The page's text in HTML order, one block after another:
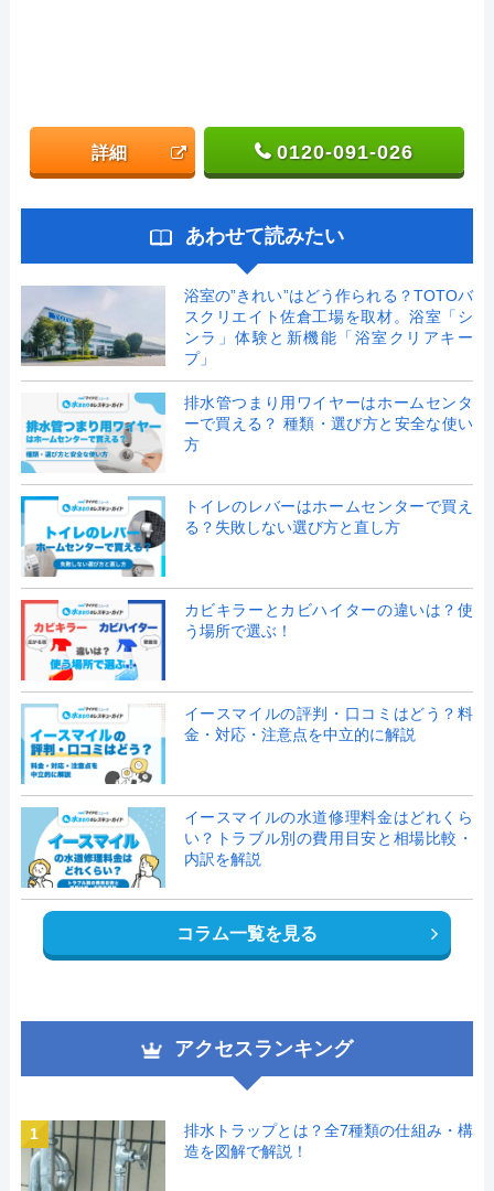
詳細 0120-091-026
あわせて読みたい
浴室の”きれい”はどう作られる？TOTOバ
スクリエイト佐倉工場を取材。浴室「シ
ンラ」体験と新機能「浴室クリアキー
プ」
排水管つまり用ワイヤーはホームセンタ
ーで買える？ 種類・選び方と安全な使い
方
トイレのレバーはホームセンターで買え
る？失敗しない選び方と直し方
カビキラーとカビハイターの違いは？使
う場所で選ぶ！
イースマイルの評判・口コミはどう？料
金・対応・注意点を中立的に解説
イースマイルの水道修理料金はどれくら
い？トラブル別の費用目安と相場比較・
内訳を解説
コラム一覧を見る
アクセスランキング
1
排水トラップとは？全7種類の仕組み・構
造を図解で解説！